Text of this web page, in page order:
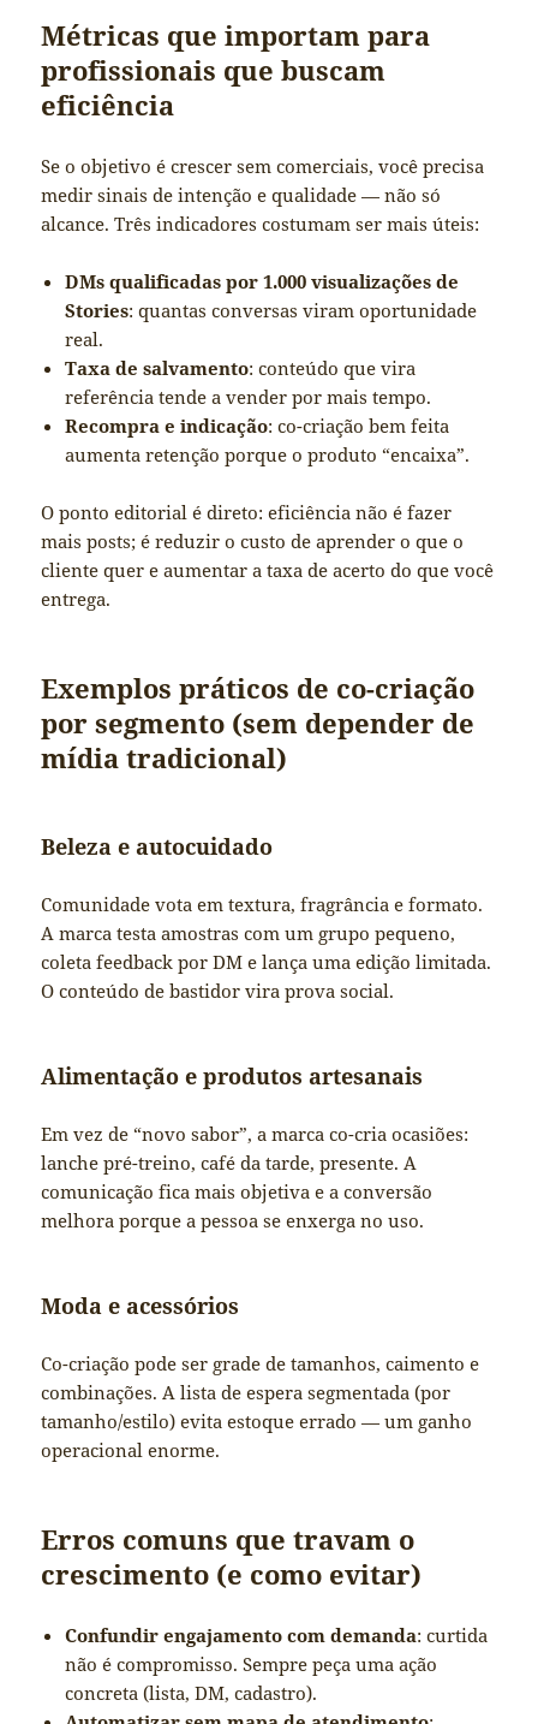
Métricas que importam para
profissionais que buscam
eficiência
Se o objetivo é crescer sem comerciais, você precisa
medir sinais de intenção e qualidade — não só
alcance. Três indicadores costumam ser mais úteis:
DMs qualificadas por 1.000 visualizações de
Stories: quantas conversas viram oportunidade
real.
Taxa de salvamento: conteúdo que vira
referência tende a vender por mais tempo.
Recompra e indicação: co-criação bem feita
aumenta retenção porque o produto “encaixa”.
O ponto editorial é direto: eficiência não é fazer
mais posts; é reduzir o custo de aprender o que o
cliente quer e aumentar a taxa de acerto do que você
entrega.
Exemplos práticos de co-criação
por segmento (sem depender de
mídia tradicional)
Beleza e autocuidado
Comunidade vota em textura, fragrância e formato.
A marca testa amostras com um grupo pequeno,
coleta feedback por DM e lança uma edição limitada.
O conteúdo de bastidor vira prova social.
Alimentação e produtos artesanais
Em vez de “novo sabor”, a marca co-cria ocasiões:
lanche pré-treino, café da tarde, presente. A
comunicação fica mais objetiva e a conversão
melhora porque a pessoa se enxerga no uso.
Moda e acessórios
Co-criação pode ser grade de tamanhos, caimento e
combinações. A lista de espera segmentada (por
tamanho/estilo) evita estoque errado — um ganho
operacional enorme.
Erros comuns que travam o
crescimento (e como evitar)
Confundir engajamento com demanda: curtida
não é compromisso. Sempre peça uma ação
concreta (lista, DM, cadastro).